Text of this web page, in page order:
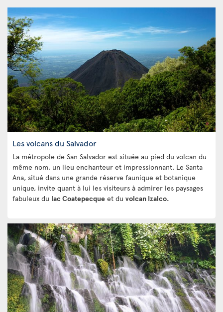
Les volcans du Salvador
La métropole de San Salvador est située au pied du volcan du
même nom, un lieu enchanteur et impressionnant. Le Santa
Ana, situé dans une grande réserve faunique et botanique
unique, invite quant à lui les visiteurs à admirer les paysages
fabuleux du lac Coatepecque et du volcan Izalco.